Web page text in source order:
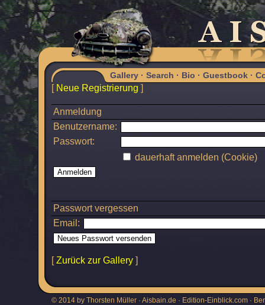
Gallery · Search · Bio · Guestbook ·
[ Neue Registrierung ]
Anmeldung
Benutzername:
Passwort:
dauerhaft anmelden (Cookie)
Passwort vergessen
Email:
[Zurück zur Gallery ]
© 2014 by Thorsten Müller · Aisbain.de · Edition-Einblick.com ·